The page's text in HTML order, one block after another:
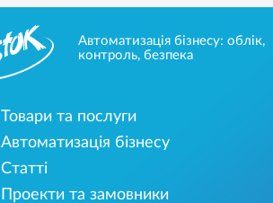
Автоматизація бізнесу: облік,
контроль, безпека
Товари та послуги
Автоматизація бізнесу
Статті
Проекти та замовники